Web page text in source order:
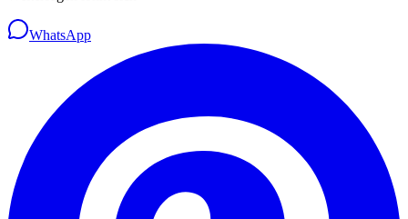
WhatsApp